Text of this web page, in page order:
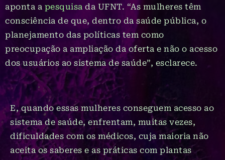
aponta a pesquisa da UFNT. “As mulheres têm
consciência de que, dentro da saúde pública, o
planejamento das políticas tem como
preocupação a ampliação da oferta e não o acesso
dos usuários ao sistema de saúde”, esclarece.
E, quando essas mulheres conseguem acesso ao
sistema de saúde, enfrentam, muitas vezes,
dificuldades com os médicos, cuja maioria não
aceita os saberes e as práticas com plantas